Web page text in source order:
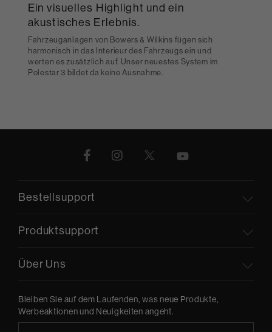
Ein visuelles Highlight und ein
akustisches Erlebnis.
Fahrzeuganlagen von Bowers & Wilkins fügen sich
harmonisch in das Interieur des Fahrzeugs ein und
werten es zusätzlich auf. Unser neuestes System im
Polestar 3 bildet da keine Ausnahme.
Bestellsupport
Produktsupport
Über Uns
Bleiben Sie auf dem Laufenden, was neue Produkte,
Werbeaktionen und Neuigkeiten angeht.